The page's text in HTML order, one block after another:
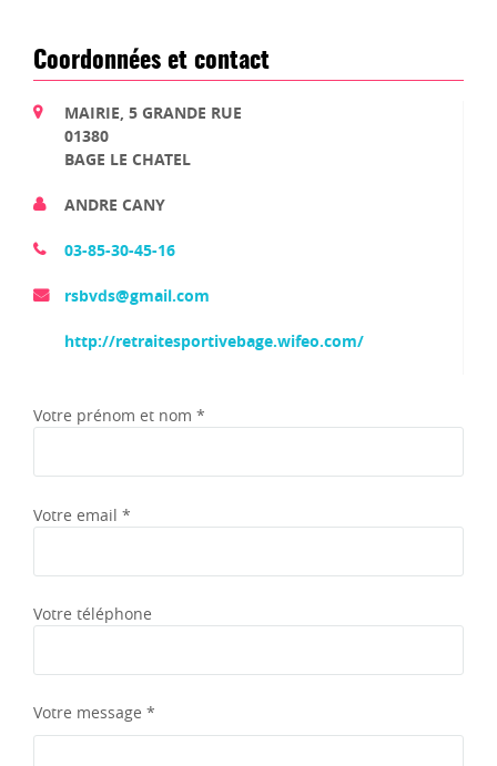
Coordonnées et contact
MAIRIE, 5 GRANDE RUE
01380
BAGE LE CHATEL
ANDRE CANY
03-85-30-45-16
rsbvds@gmail.com
http://retraitesportivebage.wifeo.com/
Votre prénom et nom *
Votre email *
Votre téléphone
Votre message *